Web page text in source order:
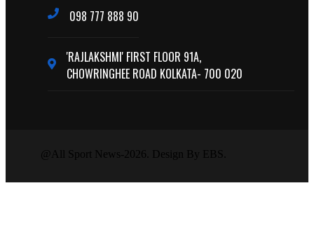
098 777 888 90
'RAJLAKSHMI' FIRST FLOOR 91A,
CHOWRINGHEE ROAD KOLKATA- 700 020
@All Sport News-2026. Design By EBS.